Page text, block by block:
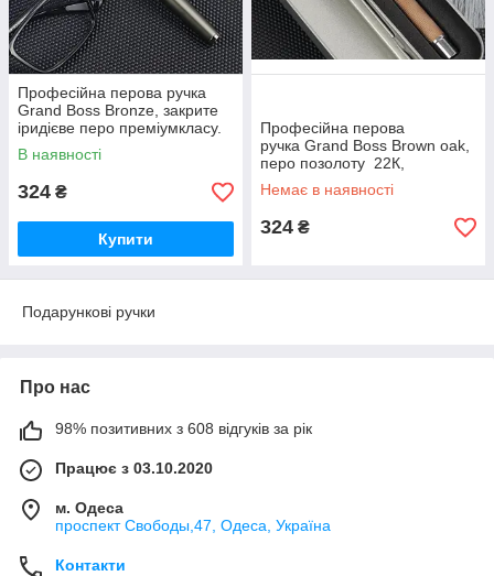
Професійна перова ручка
Grand Boss Bronze, закрите
іридієве перо преміумкласу.
В наявності
324 ₴
Купити
Професійна перова
ручка Grand Boss Brown oak,
перо позолоту 22К,
преміумкласу з футляром.
Немає в наявності
324 ₴
Подарункові ручки
Про нас
98% позитивних з 608 відгуків за рік
Працює з 03.10.2020
м. Одеса
проспект Свободы,47, Одеса, Україна
Контакти